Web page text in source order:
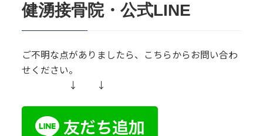
健湧接骨院・公式LINE
ご不明な点がありましたら、こちらからお問い合わ
せください。
↓ ↓